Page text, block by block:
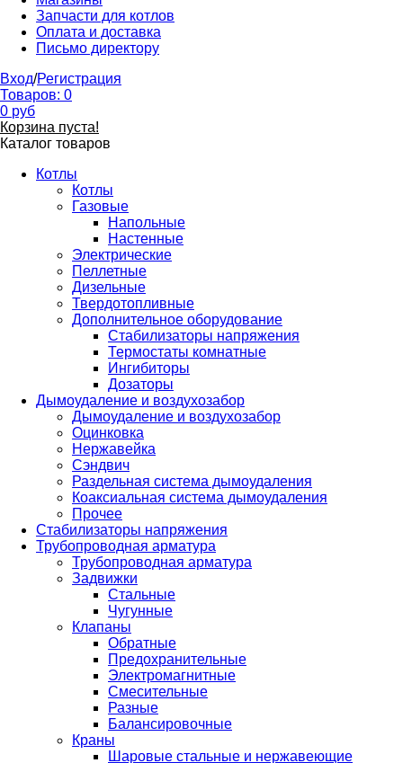
Запчасти для котлов
Оплата и доставка
Письмо директору
Вход/Регистрация
Товаров: 0
0 руб
Корзина пуста!
Каталог товаров
Котлы
Котлы
Газовые
Напольные
Настенные
Электрические
Пеллетные
Дизельные
Твердотопливные
Дополнительное оборудование
Стабилизаторы напряжения
Термостаты комнатные
Ингибиторы
Дозаторы
Дымоудаление и воздухозабор
Дымоудаление и воздухозабор
Оцинковка
Нержавейка
Сэндвич
Раздельная система дымоудаления
Коаксиальная система дымоудаления
Прочее
Стабилизаторы напряжения
Трубопроводная арматура
Трубопроводная арматура
Задвижки
Стальные
Чугунные
Клапаны
Обратные
Предохранительные
Электромагнитные
Смесительные
Разные
Балансировочные
Краны
Шаровые стальные и нержавеющие